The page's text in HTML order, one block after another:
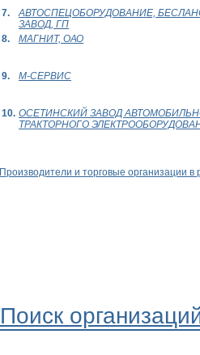
7.
АВТОСПЕЦОБОРУДОВАНИЕ,
ЗАВОД, ГП
8.
МАГНИТ, ОАО
9. М-СЕРВИС
10. ОСЕТИНСКИЙ ЗАВОД
ТРАКТОРНОГО
Производители и торговые организации в
Поиск